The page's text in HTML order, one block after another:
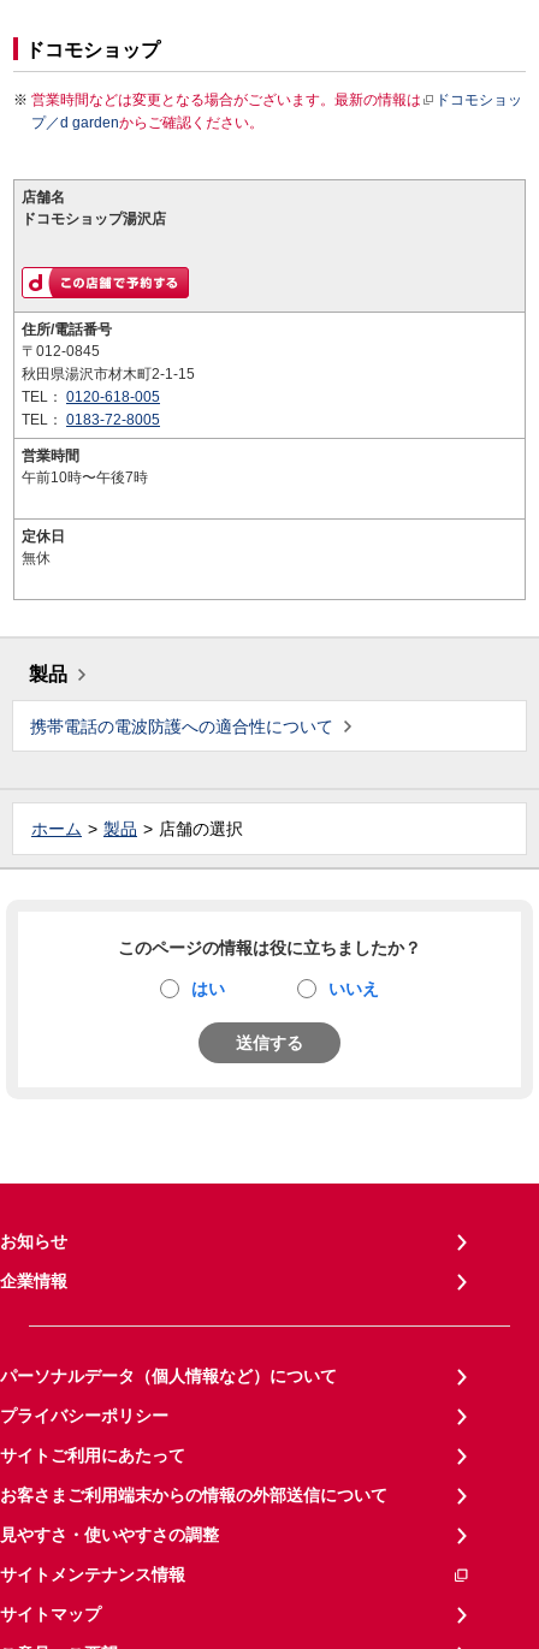
ドコモショップ
営業時間などは変更となる場合がございます。最新の情報は
ドコモショッ
プ／d gardenからご確認ください。
店舗名
ドコモショップ湯沢店
住所/電話番号
〒012-0845
秋田県湯沢市材木町2-1-15
TEL： 0120-618-005
TEL： 0183-72-8005
営業時間
午前10時〜午後7時
定休日
無休
製品
携帯電話の電波防護への適合性について
ホーム 製品 店舗の選択
このページの情報は役に立ちましたか？
はい いいえ
送信する
お知らせ
企業情報
パーソナルデータ（個人情報など）について
プライバシーポリシー
サイトご利用にあたって
お客さまご利用端末からの情報の外部送信について
見やすさ・使いやすさの調整
サイトメンテナンス情報
サイトマップ